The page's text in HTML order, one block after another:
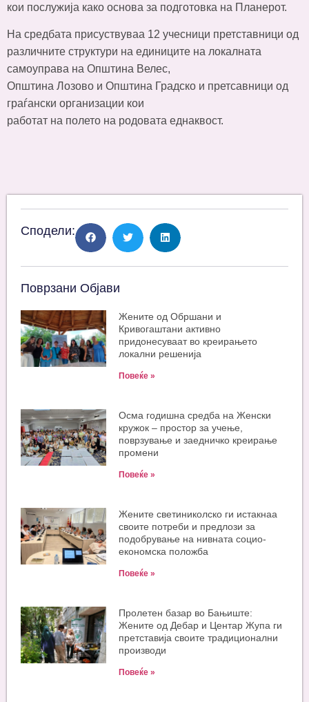
кои послужија како основа за подготовка на Планерот.
Ha средбата присуствуваа 12 учесници претставници од
различните структури на единиците на локалната
самоуправа на Општина Велес,
Општина Лозово и Општина Градско и претсавници од
граѓански организации кои
работат на полето на родовата еднаквост.
Сподели:
Поврзани Објави
Жените од Обршани и
Кривогаштани активно
придонесуваат во креирањето
локални решенија
Повеќе »
Oсма годишна средба на Женски
кружок – простор за учење,
поврзување и заедничко креирање
промени
Повеќе »
Жените светиниколско ги истакнаа
своите потреби и предлози за
подобрување на нивната социо-
економска положба
Повеќе »
Пролетен базар во Бањиште:
Жените од Дебар и Центар Жупа ги
претставија своите традиционални
производи
Повеќе »